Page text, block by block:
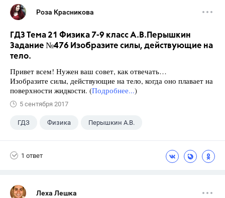
Роза Красникова
ГДЗ Тема 21 Физика 7-9 класс А.В.Перышкин
Задание №476 Изобразите силы, действующие на
тело.
Привет всем! Нужен ваш совет, как отвечать…
Изобразите силы, действующие на тело, когда оно плавает на
поверхности жидкости. (Подробнее...)
5 сентября 2017
ГДЗ Физика Перышкин А.В.
1 ответ
Леха Лешка